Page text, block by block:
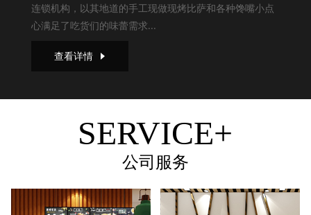
连锁机构，以其地道的手工现做现烤比萨和各种馋嘴小点
心满足了吃货们的味蕾需求...
查看详情
SERVICE+
公司服务